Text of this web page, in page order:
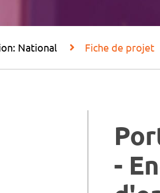
National Fiche de projet
-